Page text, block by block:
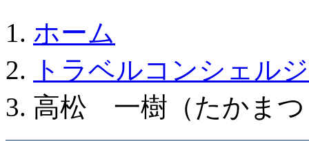
ホーム
トラベルコンシェル
高松 一樹（たかま